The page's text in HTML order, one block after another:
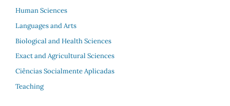
Human Sciences
Languages and Arts
Biological and Health Sciences
Exact and Agricultural Sciences
Ciências Socialmente Aplicadas
Teaching